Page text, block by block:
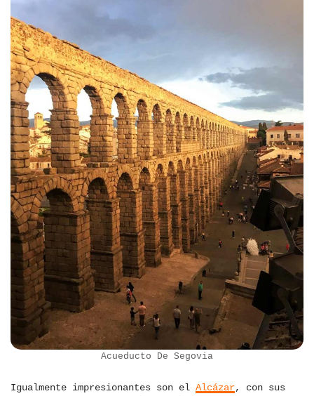
Acueducto De Segovia
Igualmente impresionantes son el Alcázar, con sus